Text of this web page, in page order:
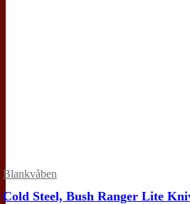
Blankvåben
Cold Steel, Bush Ranger Lite